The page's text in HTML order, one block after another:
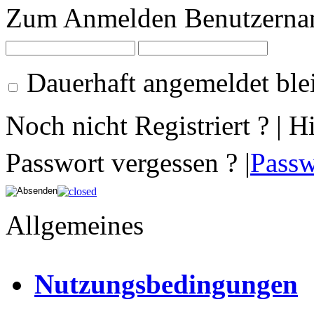
Zum Anmelden
Dauerhaft angemeldet
Noch nicht Registriert ? |
Passwort vergessen ? |
Allgemeines
Nutzungsbedingungen